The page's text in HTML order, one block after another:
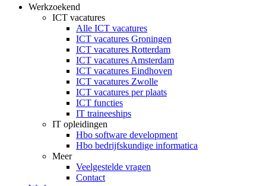
Werkzoekend
ICT vacatures
Alle ICT vacatures
ICT vacatures Groningen
ICT vacatures Rotterdam
ICT vacatures Amsterdam
ICT vacatures Eindhoven
ICT vacatures Zwolle
ICT vacatures per plaats
ICT functies
IT traineeships
IT opleidingen
Hbo software development
Hbo bedrijfskundige informatica
Meer
Veelgestelde vragen
Contact